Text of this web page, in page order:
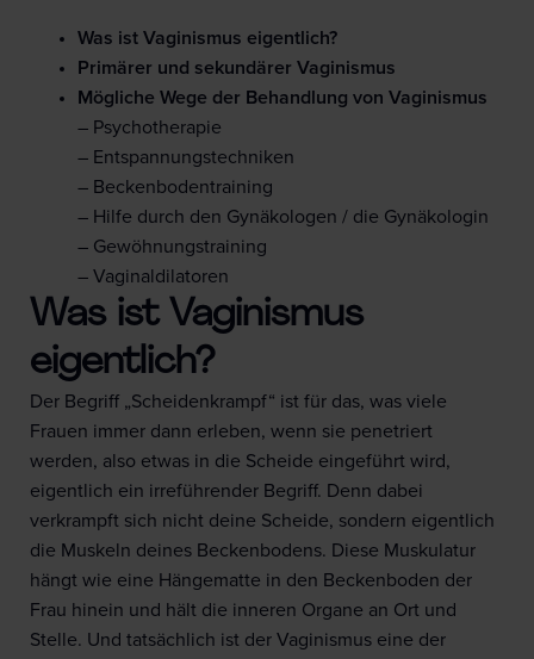
Was ist Vaginismus eigentlich?
Primärer und sekundärer Vaginismus
Mögliche Wege der Behandlung von Vaginismus
– Psychotherapie
– Entspannungstechniken
– Beckenbodentraining
– Hilfe durch den Gynäkologen / die Gynäkologin
– Gewöhnungstraining
– Vaginaldilatoren
Was ist Vaginismus
eigentlich?
Der Begriff „Scheidenkrampf“ ist für das, was viele
Frauen immer dann erleben, wenn sie penetriert
werden, also etwas in die Scheide eingeführt wird,
eigentlich ein irreführender Begriff. Denn dabei
verkrampft sich nicht deine Scheide, sondern eigentlich
die Muskeln deines Beckenbodens. Diese Muskulatur
hängt wie eine Hängematte in den Beckenboden der
Frau hinein und hält die inneren Organe an Ort und
Stelle. Und tatsächlich ist der Vaginismus eine der